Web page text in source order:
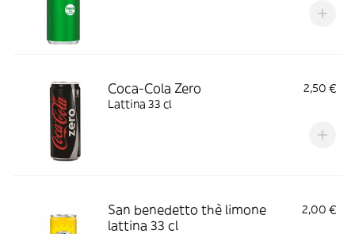
Coca-Cola Zero
2,50 €
Lattina 33 cl
San benedetto thè limone
lattina 33 cl
2,00 €